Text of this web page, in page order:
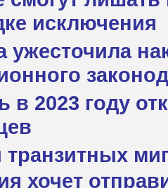
исключения
ужесточила
в 2023 году
хочет